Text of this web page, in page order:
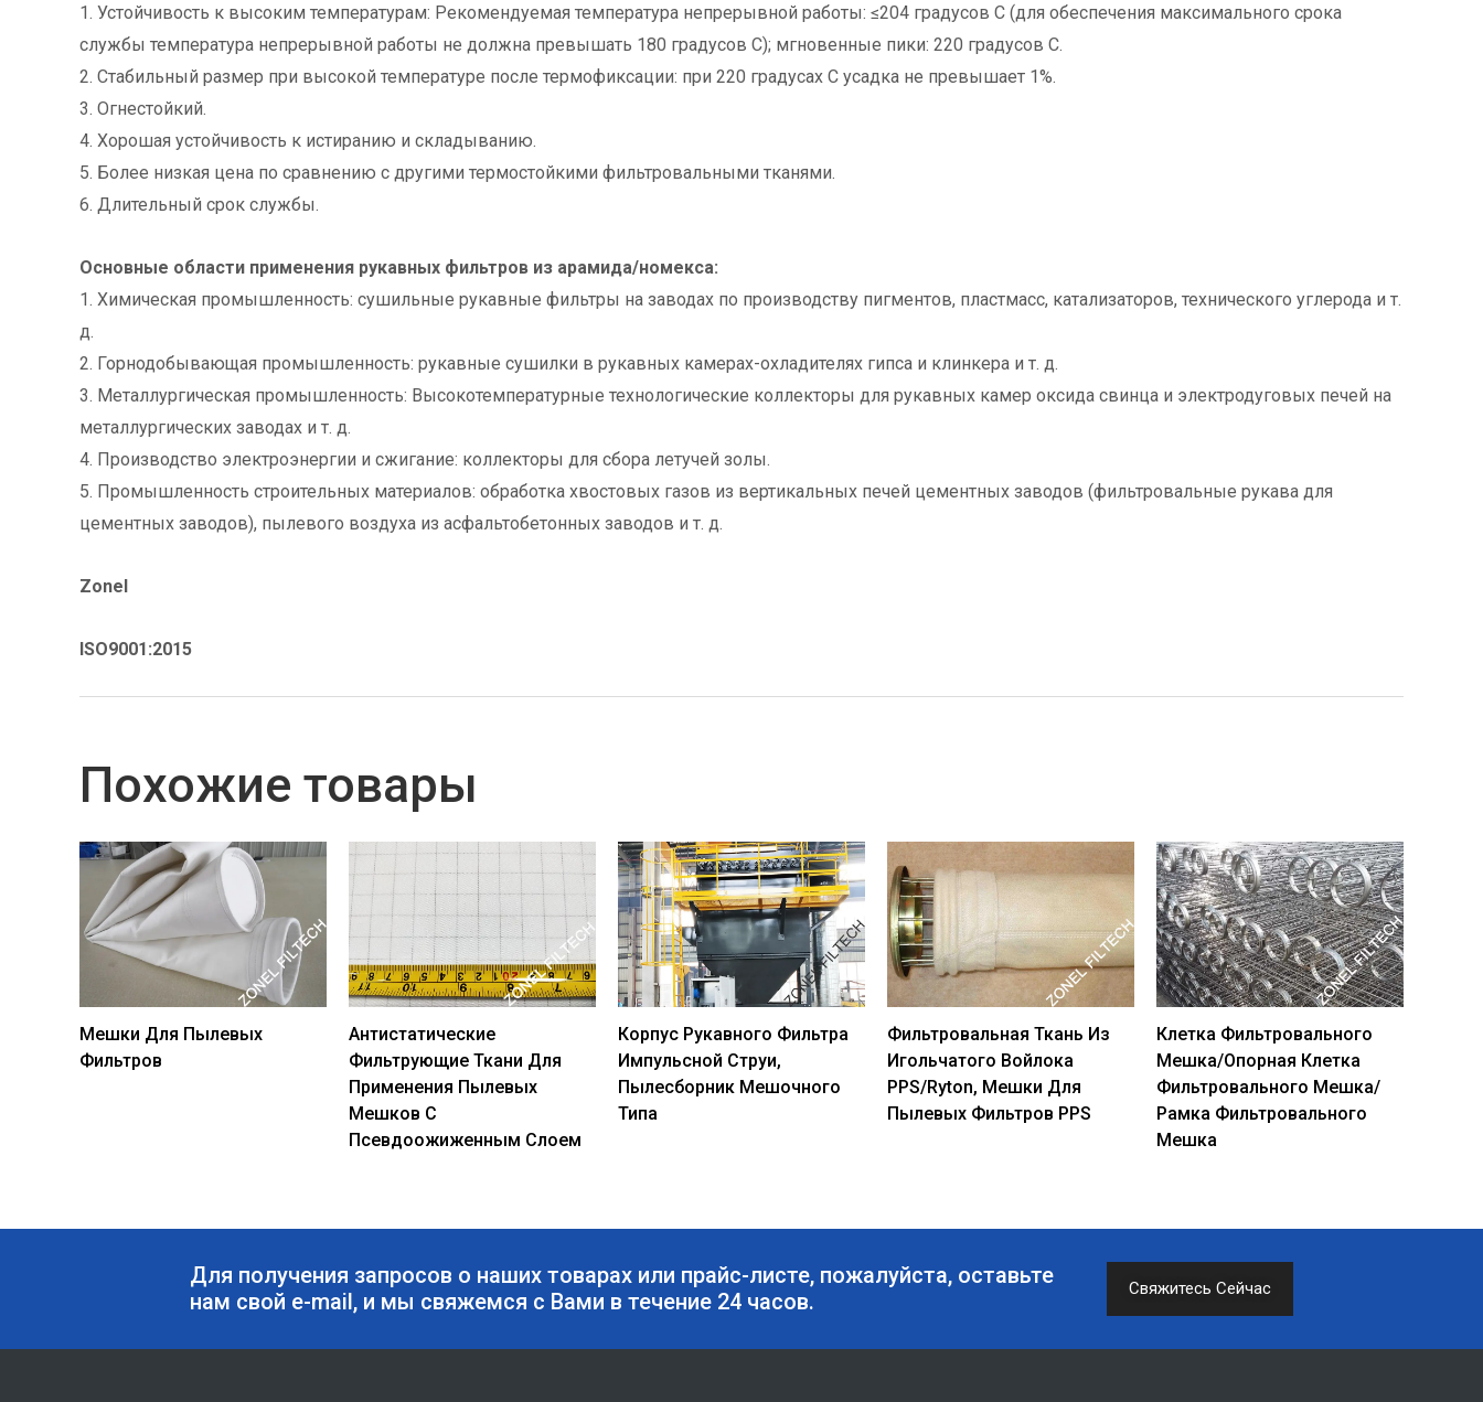
1. Устойчивость к высоким температурам: Рекомендуемая температура непрерывной работы: ≤204 градусов C (для обеспечения максимального срока
службы температура непрерывной работы не должна превышать 180 градусов C); мгновенные пики: 220 градусов C.
2. Стабильный размер при высокой температуре после термофиксации: при 220 градусах С усадка не превышает 1%.
3. Огнестойкий.
4. Хорошая устойчивость к истиранию и складыванию.
5. Более низкая цена по сравнению с другими термостойкими фильтровальными тканями.
6. Длительный срок службы.
Основные области применения рукавных фильтров из арамида/номекса:
1. Химическая промышленность: сушильные рукавные фильтры на заводах по производству пигментов, пластмасс, катализаторов, технического углерода и т.
д.
2. Горнодобывающая промышленность: рукавные сушилки в рукавных камерах-охладителях гипса и клинкера и т. д.
3. Металлургическая промышленность: Высокотемпературные технологические коллекторы для рукавных камер оксида свинца и электродуговых печей на
металлургических заводах и т. д.
4. Производство электроэнергии и сжигание: коллекторы для сбора летучей золы.
5. Промышленность строительных материалов: обработка хвостовых газов из вертикальных печей цементных заводов (фильтровальные рукава для
цементных заводов), пылевого воздуха из асфальтобетонных заводов и т. д.
Zonel
ISO9001:2015
Похожие товары
Мешки Для Пылевых
Фильтров
Антистатические
Фильтрующие Ткани Для
Применения Пылевых
Мешков С
Псевдоожиженным Слоем
Корпус Рукавного Фильтра
Импульсной Струи,
Пылесборник Мешочного
Типа
Фильтровальная Ткань Из
Игольчатого Войлока
PPS/Ryton, Мешки Для
Пылевых Фильтров PPS
Клетка Фильтровального
Мешка/Опорная Клетка
Фильтровального Мешка/
Рамка Фильтровального
Мешка
Для получения запросов о наших товарах или прайс-листе, пожалуйста, оставьте
нам свой e-mail, и мы свяжемся с Вами в течение 24 часов.
Свяжитесь Сейчас